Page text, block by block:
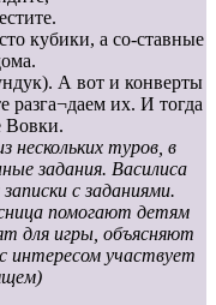
кубики, а со-ставные
А вот и конверты
разга¬даем их. И тогда
Вовки.
нескольких туров, в
задания. Василиса
с заданиями.
помогают детям
для игры, объясняют
интересом участвует